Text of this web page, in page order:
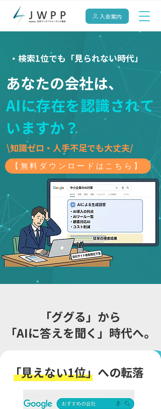
入会案内
・検索1位でも「見られない時代」
あなたの会社は、
AIに存在を認識されて
いますか？
\知識ゼロ・人手不足でも大丈夫/
【無料ダウンロードはこちら】
「ググる」から
「AIに答えを聞く」時代へ。
「見えない1位」への転落